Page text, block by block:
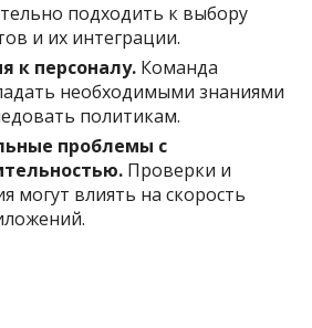
подходить к выбору
и их интеграции.
к персоналу. Команда
необходимыми знаниями
политикам.
проблемы с
Проверки и
могут влиять на скорость